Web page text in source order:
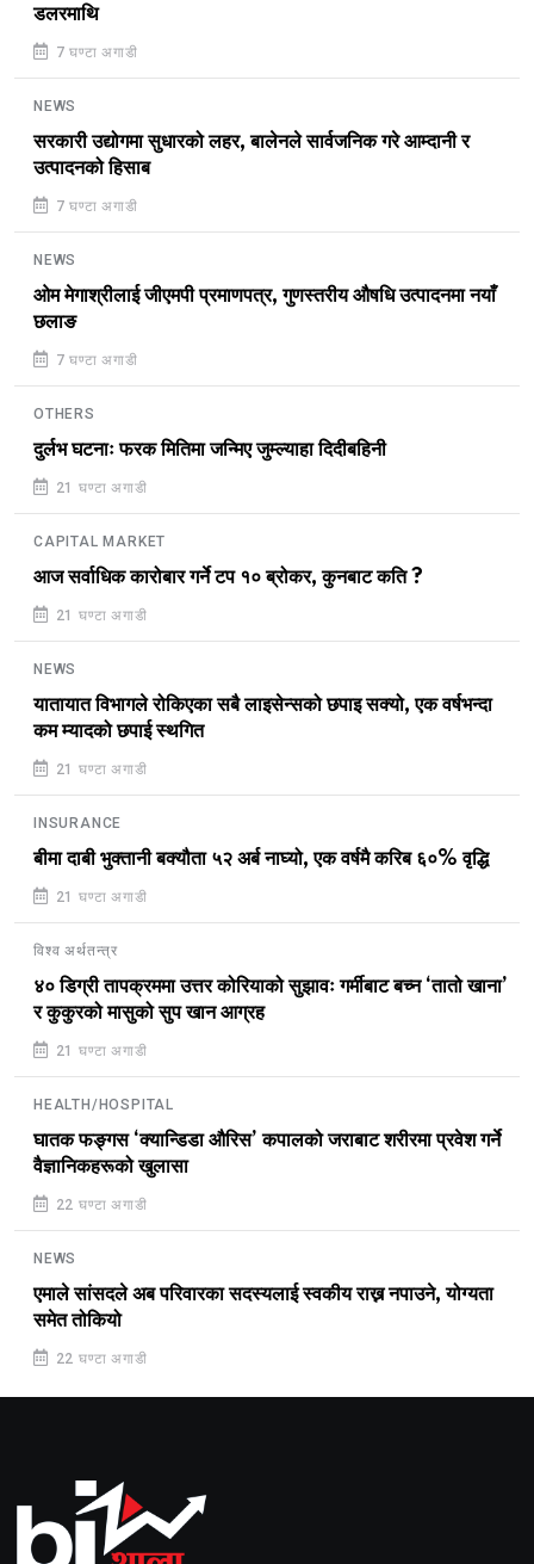
डलरमाथि
7 घण्टा अगाडी
NEWS
सरकारी उद्योगमा सुधारको लहर, बालेनले सार्वजनिक गरे आम्दानी र
उत्पादनको हिसाब
7 घण्टा अगाडी
NEWS
ओम मेगाश्रीलाई जीएमपी प्रमाणपत्र, गुणस्तरीय औषधि उत्पादनमा नयाँ
छलाङ
7 घण्टा अगाडी
OTHERS
दुर्लभ घटनाः फरक मितिमा जन्मिए जुम्ल्याहा दिदीबहिनी
21 घण्टा अगाडी
CAPITAL MARKET
आज सर्वाधिक कारोबार गर्ने टप १० ब्रोकर, कुनबाट कति ?
21 घण्टा अगाडी
NEWS
यातायात विभागले रोकिएका सबै लाइसेन्सको छपाइ सक्यो, एक वर्षभन्दा
कम म्यादको छपाई स्थगित
21 घण्टा अगाडी
INSURANCE
बीमा दाबी भुक्तानी बक्यौता ५२ अर्ब नाघ्यो, एक वर्षमै करिब ६०% वृद्धि
21 घण्टा अगाडी
विश्व अर्थतन्त्र
४० डिग्री तापक्रममा उत्तर कोरियाको सुझावः गर्मीबाट बच्न ‘तातो खाना’
र कुकुरको मासुको सुप खान आग्रह
21 घण्टा अगाडी
HEALTH/HOSPITAL
घातक फङ्गस ‘क्यान्डिडा औरिस’ कपालको जराबाट शरीरमा प्रवेश गर्ने
वैज्ञानिकहरूको खुलासा
22 घण्टा अगाडी
NEWS
एमाले सांसदले अब परिवारका सदस्यलाई स्वकीय राख्न नपाउने, योग्यता
समेत तोकियो
22 घण्टा अगाडी